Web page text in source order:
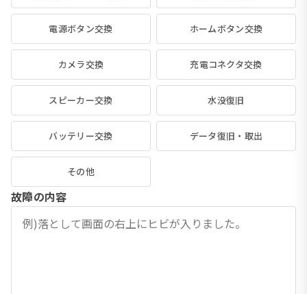
電源ボタン交換 ホームボタン交換
カメラ交換 充電コネクタ交換
スピーカー交換 水没復旧
バッテリー交換 データ復旧・取出
その他
故障の内容